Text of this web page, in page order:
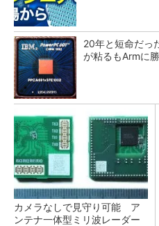
20年と短命だっ
が粘るもArmに
カメラなしで見守り可能 ア
ンテナ一体型ミリ波レーダー